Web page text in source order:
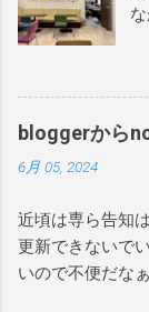
bloggerから
6月 05, 2024
近頃は専ら告知
更新できないで
いので不便だな